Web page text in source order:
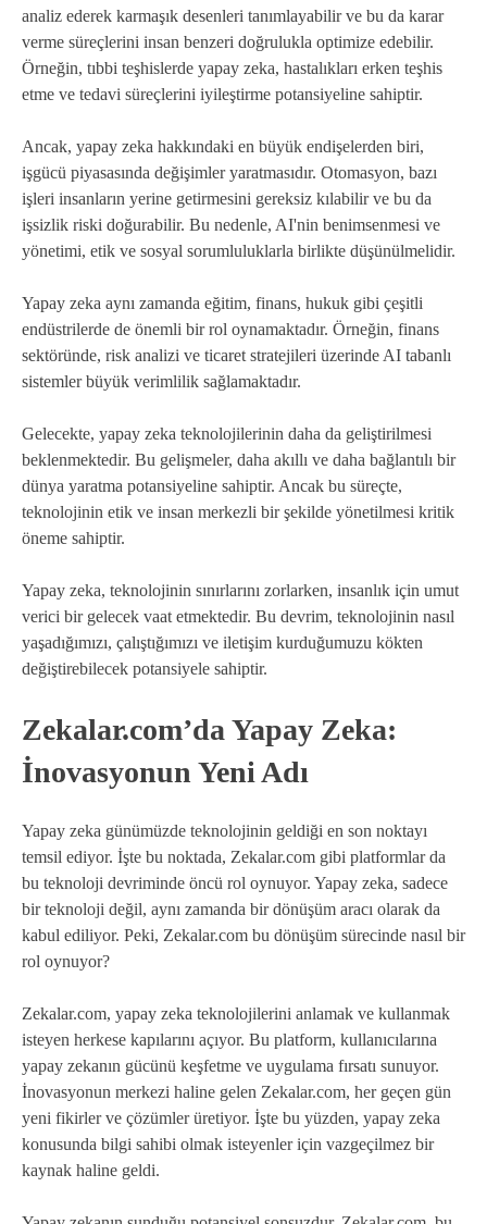
analiz ederek karmaşık desenleri tanımlayabilir ve bu da karar
verme süreçlerini insan benzeri doğrulukla optimize edebilir.
Örneğin, tıbbi teşhislerde yapay zeka, hastalıkları erken teşhis
etme ve tedavi süreçlerini iyileştirme potansiyeline sahiptir.
Ancak, yapay zeka hakkındaki en büyük endişelerden biri,
işgücü piyasasında değişimler yaratmasıdır. Otomasyon, bazı
işleri insanların yerine getirmesini gereksiz kılabilir ve bu da
işsizlik riski doğurabilir. Bu nedenle, AI'nin benimsenmesi ve
yönetimi, etik ve sosyal sorumluluklarla birlikte düşünülmelidir.
Yapay zeka aynı zamanda eğitim, finans, hukuk gibi çeşitli
endüstrilerde de önemli bir rol oynamaktadır. Örneğin, finans
sektöründe, risk analizi ve ticaret stratejileri üzerinde AI tabanlı
sistemler büyük verimlilik sağlamaktadır.
Gelecekte, yapay zeka teknolojilerinin daha da geliştirilmesi
beklenmektedir. Bu gelişmeler, daha akıllı ve daha bağlantılı bir
dünya yaratma potansiyeline sahiptir. Ancak bu süreçte,
teknolojinin etik ve insan merkezli bir şekilde yönetilmesi kritik
öneme sahiptir.
Yapay zeka, teknolojinin sınırlarını zorlarken, insanlık için umut
verici bir gelecek vaat etmektedir. Bu devrim, teknolojinin nasıl
yaşadığımızı, çalıştığımızı ve iletişim kurduğumuzu kökten
değiştirebilecek potansiyele sahiptir.
Zekalar.com’da Yapay Zeka:
İnovasyonun Yeni Adı
Yapay zeka günümüzde teknolojinin geldiği en son noktayı
temsil ediyor. İşte bu noktada, Zekalar.com gibi platformlar da
bu teknoloji devriminde öncü rol oynuyor. Yapay zeka, sadece
bir teknoloji değil, aynı zamanda bir dönüşüm aracı olarak da
kabul ediliyor. Peki, Zekalar.com bu dönüşüm sürecinde nasıl bir
rol oynuyor?
Zekalar.com, yapay zeka teknolojilerini anlamak ve kullanmak
isteyen herkese kapılarını açıyor. Bu platform, kullanıcılarına
yapay zekanın gücünü keşfetme ve uygulama fırsatı sunuyor.
İnovasyonun merkezi haline gelen Zekalar.com, her geçen gün
yeni fikirler ve çözümler üretiyor. İşte bu yüzden, yapay zeka
konusunda bilgi sahibi olmak isteyenler için vazgeçilmez bir
kaynak haline geldi.